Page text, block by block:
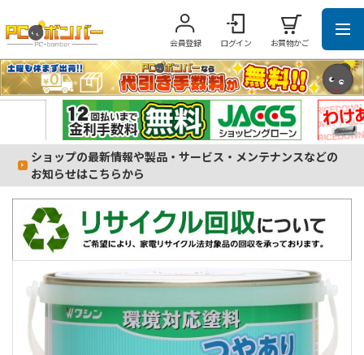
会員登録 ログイン お買物かご
ショップの最新情報や製品・サービス・メンテナンスなどの
お知らせはこちらから